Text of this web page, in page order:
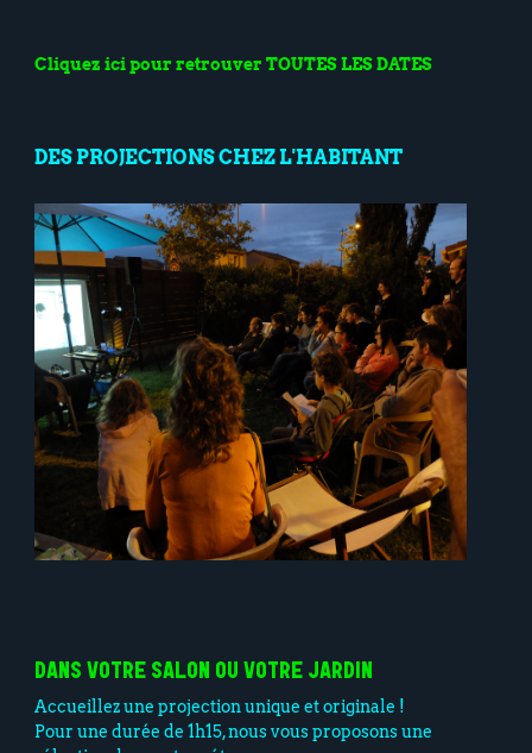
Cliquez ici pour retrouver TOUTES LES DATES
DES PROJECTIONS CHEZ L'HABITANT
DANS VOTRE SALON OU VOTRE JARDIN
Accueillez une projection unique et originale !
Pour une durée de 1h15, nous vous proposons une